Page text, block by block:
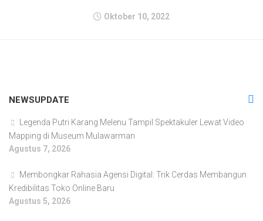
Oktober 10, 2022
NEWSUPDATE
Legenda Putri Karang Melenu Tampil Spektakuler Lewat Video
Mapping di Museum Mulawarman
Agustus 7, 2026
Membongkar Rahasia Agensi Digital: Trik Cerdas Membangun
Kredibilitas Toko Online Baru
Agustus 5, 2026